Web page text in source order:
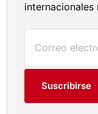
internacionales
Suscribirse